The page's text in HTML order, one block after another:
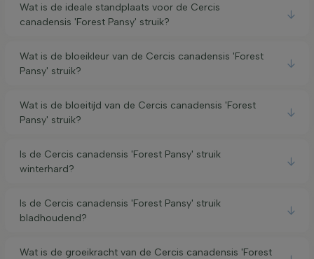
Wat is de ideale standplaats voor de Cercis
canadensis 'Forest Pansy' struik?
Wat is de bloeikleur van de Cercis canadensis 'Forest
Pansy' struik?
Wat is de bloeitijd van de Cercis canadensis 'Forest
Pansy' struik?
Is de Cercis canadensis 'Forest Pansy' struik
winterhard?
Is de Cercis canadensis 'Forest Pansy' struik
bladhoudend?
Wat is de groeikracht van de Cercis canadensis 'Forest